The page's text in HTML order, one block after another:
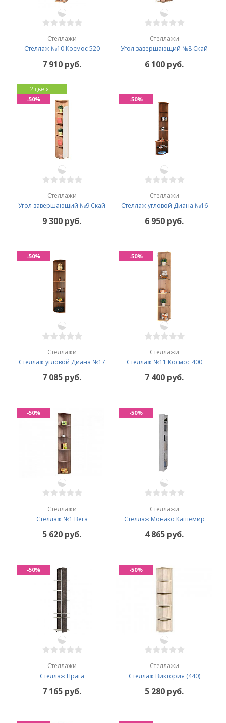
Стеллажи
Стеллаж №10 Космос 520
7 910 руб.
Стеллажи
Угол завершающий №8 Скай
6 100 руб.
Стеллажи
Угол завершающий №9 Скай
2 цвета
9 300 руб.
-50%
Стеллажи
Стеллаж угловой Диана №16
6 950 руб.
-50%
Стеллажи
Стеллаж угловой Диана №17
7 085 руб.
-50%
Стеллажи
Стеллаж №11 Космос 400
7 400 руб.
-50%
Стеллажи
Стеллаж №1 Вега
5 620 руб.
-50%
Стеллажи
Стеллаж Монако Кашемир
4 865 руб.
-50%
Стеллажи
Cтеллаж Прага
7 165 руб.
-50%
Стеллажи
Стеллаж Виктория (440)
5 280 руб.
-50%